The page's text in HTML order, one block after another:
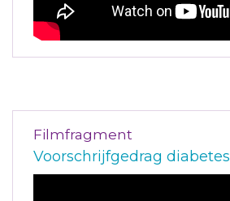
Filmfragment
Voorschrijfgedrag diabetes